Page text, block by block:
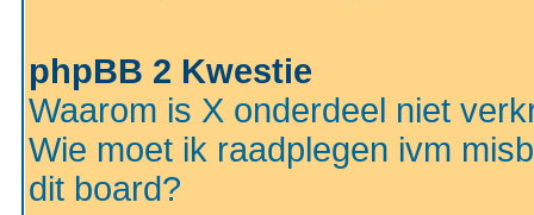
phpBB 2 Kwestie
Waarom is X onderdeel niet
Wie moet ik raadplegen ivm
dit board?